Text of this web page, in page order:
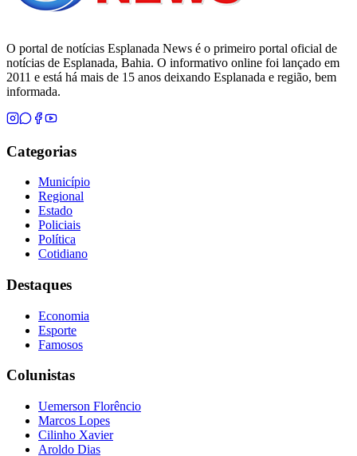
O portal de notícias Esplanada News é o primeiro portal oficial de
notícias de Esplanada, Bahia. O informativo online foi lançado em
2011 e está há mais de 15 anos deixando Esplanada e região, bem
informada.
Categorias
Município
Regional
Estado
Policiais
Política
Cotidiano
Destaques
Economia
Esporte
Famosos
Colunistas
Uemerson Florêncio
Marcos Lopes
Cilinho Xavier
Aroldo Dias